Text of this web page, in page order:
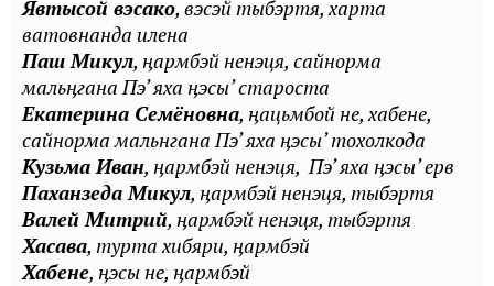
Явтысой вэсако, вэсэй тыбэртя, харта
ватовнанда илена
Паш Микул, ӊармбэй ненэця, сайнорма
мальӊгана Пэ’ яха ӊэсы’ староста
Екатерина Семёновна, ӊацьмбой не, хабене,
сайнорма мальнгана Пэ’ яха ӊэсы’ тохолкода
Кузьма Иван, ӊармбэй ненэця, Пэ’ яха ӊэсы’ ерв
Паханзеда Микул, ӊармбэй ненэця, тыбэртя
Валей Митрий, ӊармбэй ненэця, тыбэртя
Хасава, турта хибяри, ӊармбэй
Хабене, ӊэсы не, ӊармбэй